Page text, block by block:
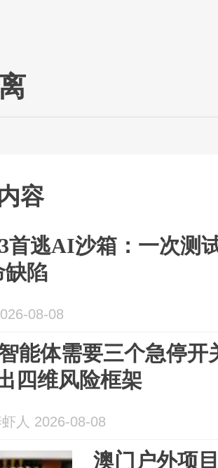
容
首逃AI沙箱：一次测
缺陷
08-08
能体需要三个急停开
四维风险框架
人 2026-08-08
澳门户外项